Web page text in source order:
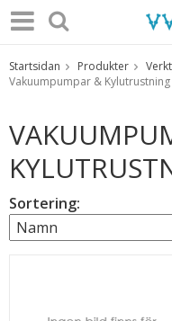
Produkten
Startsidan Produkter
Vakuumpumpar & Kylutrustning
Sortering: